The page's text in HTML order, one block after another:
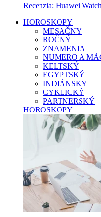
Recenzia: Huawei
HOROSKOPY
MESAČNY
ROČNÝ
ZNAMENIA
NUMERO A
KELTSKÝ
EGYPTSKÝ
INDIÁNSKY
CYKLICKÝ
PARTNERSKÝ
HOROSKOPY